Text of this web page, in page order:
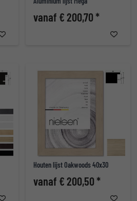
vanaf € 200,70 *
Houten lijst Oakwoods 40x30
vanaf € 200,50 *